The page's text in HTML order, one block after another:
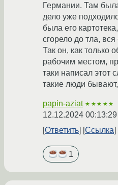
Германии. Там
дело уже
была его
сгорело до тла,
Так он, как только
рабочим местом,
таки написал этот
такие люди
papin-aziat ★★★★★
12.12.2024
Ответить
Ссылка
1